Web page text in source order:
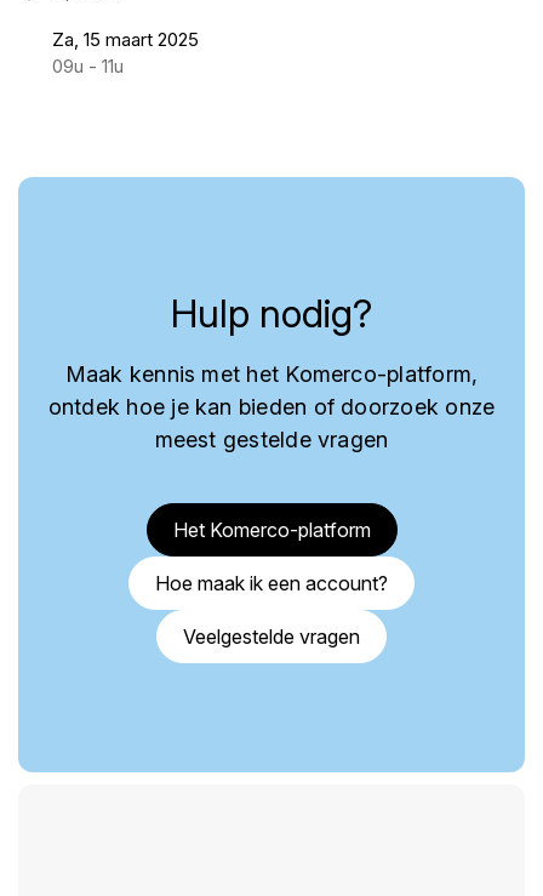
Za, 15 maart 2025
09u - 11u
Hulp nodig?
Maak kennis met het Komerco-platform,
ontdek hoe je kan bieden of doorzoek onze
meest gestelde vragen
Het Komerco-platform
Hoe maak ik een account?
Veelgestelde vragen